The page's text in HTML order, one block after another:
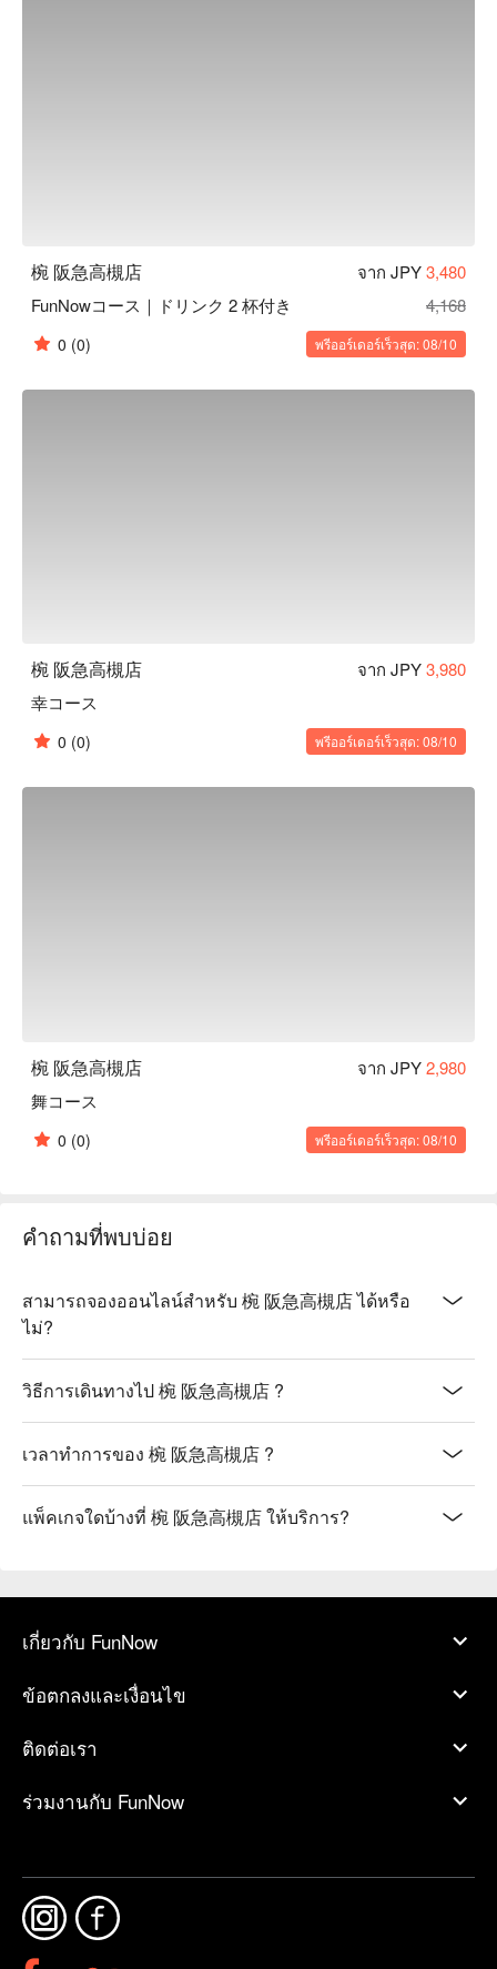
椀 阪急高槻店 จาก JPY3,480
FunNowコース｜ドリンク 2 杯付き
4,168
0 (0) พรีออร์เดอร์เร็วสุด: 08/10
椀 阪急高槻店 จาก JPY3,980
幸コース
0 (0) พรีออร์เดอร์เร็วสุด: 08/10
椀 阪急高槻店 จาก JPY2,980
舞コース
0 (0) พรีออร์เดอร์เร็วสุด: 08/10
คำถามที่พบบ่อย
สามารถจองออนไลน์สำหรับ 椀 阪急高槻店 ได้หรือ
ไม่?
วิธีการเดินทางไป 椀 阪急高槻店 ?
เวลาทำการของ 椀 阪急高槻店 ?
แพ็คเกจใดบ้างที่ 椀 阪急高槻店 ให้บริการ?
เกี่ยวกับ FunNow
ข้อตกลงและเงื่อนไข
ติดต่อเรา
ร่วมงานกับ FunNow